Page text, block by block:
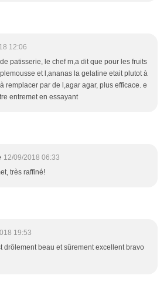
12:06
patisserie, le chef m,a dit que pour les fruits
et l,ananas la gelatine etait plutot à
remplacer par de l,agar agar, plus efficace. e
entremet en essayant
12/09/2018 06:33
très raffiné!
19:53
drôlement beau et sûrement excellent bravo